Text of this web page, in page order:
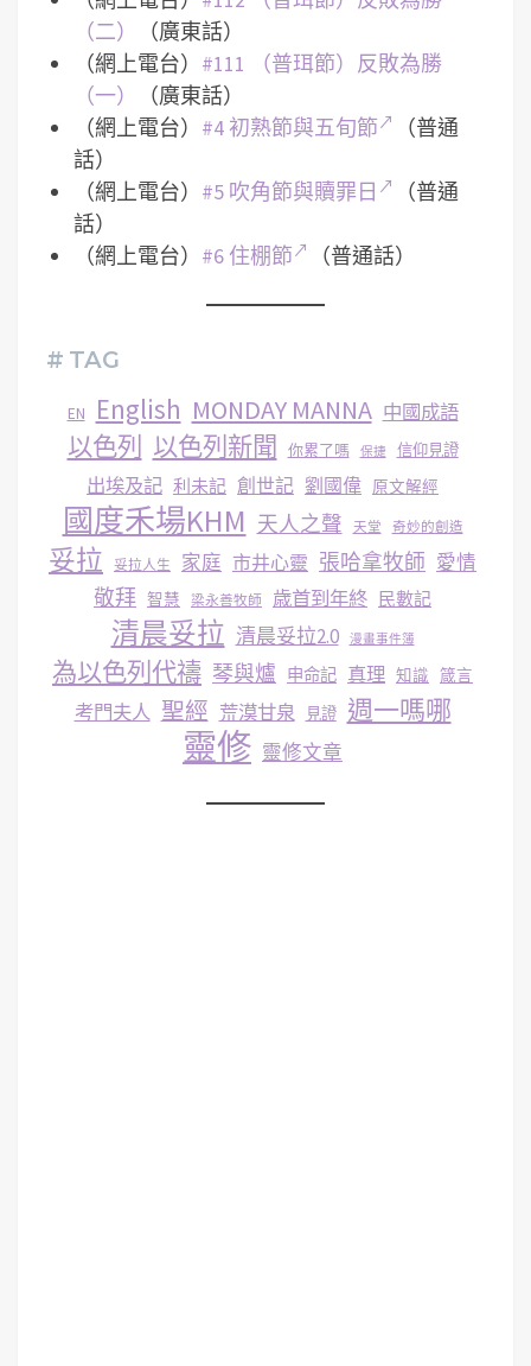
（二）
（廣東話）
（網上電台） #111 （普珥節）反敗為勝
（一）
（廣東話）
（網上電台） #4 初熟節與五旬節
（普通
話）
（網上電台） #5 吹角節與贖罪日
（普通
話）
（網上電台） #6 住棚節 （普通話）
# TAG
EN English MONDAY MANNA 中國成語
以色列 以色列新聞 你累了嗎 保捷 信仰見證
出埃及記 利未記 創世記 劉國偉 原文解經
國度禾場KHM 天人之聲 天堂 奇妙的創造
妥拉 妥拉人生 家庭 市井心靈 張哈拿牧師 愛情
敬拜 智慧 梁永善牧師 歳首到年終 民數記
清晨妥拉 清晨妥拉2.0 漫畫事件簿
為以色列代禱 琴與爐 申命記 真理 知識 箴言
考門夫人 聖經 荒漠甘泉 見證 週一嗎哪
靈修 靈修文章